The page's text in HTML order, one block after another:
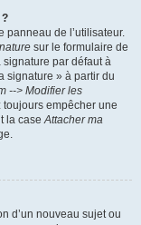
panneau de l’utilisateur.
sur le formulaire de
par défaut à
signature » à partir du
--> Modifier les
empêcher une
la caseAttacher ma
d’un nouveau sujet ou